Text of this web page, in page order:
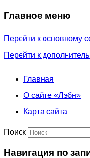
Главное меню
Перейти к основному
Перейти к
Главная
О сайте «Лэбн»
Карта сайта
Поиск
Навигация по